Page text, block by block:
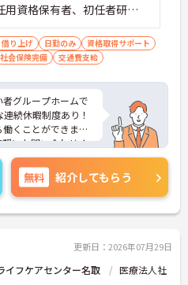
用資格保有者、初任者研修
）、サービス管理責任者の
り上げ 日勤のみ
資格取得サポート
社会保険完備 交通費支給
グループホームで
続休暇制度あり！
くことができま
にお問い合わせく
無料 紹介してもらう
更新日：2026年07月29日
イフケアセンター名取
医療法人社